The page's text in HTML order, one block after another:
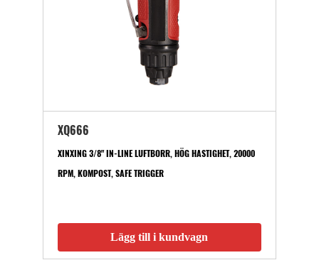
XQ666
XINXING 3/8" IN-LINE LUFTBORR, HÖG HASTIGHET, 20000
RPM, KOMPOST, SAFE TRIGGER
Lägg till i kundvagn